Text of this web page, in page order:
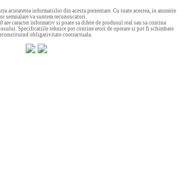
acuratetea informatiilor din acesta prezentare. Cu toate acestea, in anumite
semnalare va suntem recunoscatori.
are caracter informativ si poate sa difere de produsul real sau sa contina
Specificatiile tehnice pot contine erori de operare si pot fi schimbate
obligativitate contractuala.